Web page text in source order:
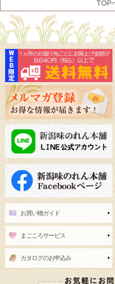
TOP
お買い物ガイド
まごころサービス
カタログのお申込み